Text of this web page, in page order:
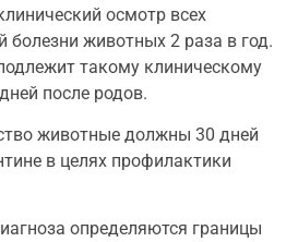
осмотр всех
болезни животных 2 раза в год.
такому клиническому
после родов.
животные должны 30 дней
в целях профилактики
определяются границы